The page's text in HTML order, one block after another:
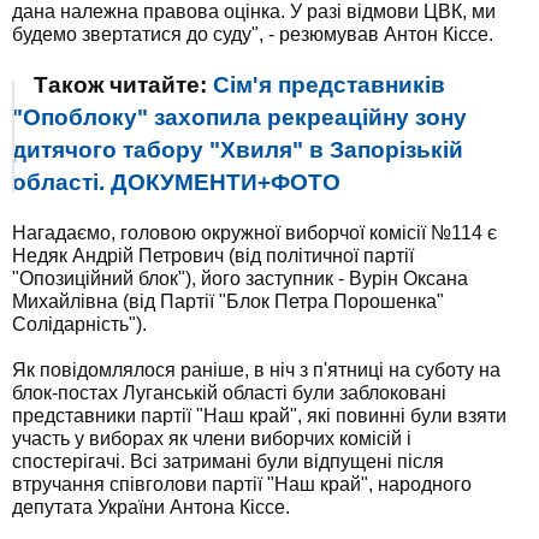
дана належна правова оцінка. У разі відмови ЦВК, ми
будемо звертатися до суду", - резюмував Антон Кіссе.
Також читайте: Сім'я представників
"Опоблоку" захопила рекреаційну зону
дитячого табору "Хвиля" в Запорізькій
області. ДОКУМЕНТИ+ФОТО
Нагадаємо, головою окружної виборчої комісії №114 є
Недяк Андрій Петрович (від політичної партії
"Опозиційний блок"), його заступник - Вурін Оксана
Михайлівна (від Партії "Блок Петра Порошенка"
Солідарність").
Як повідомлялося раніше, в ніч з п'ятниці на суботу на
блок-постах Луганській області були заблоковані
представники партії "Наш край", які повинні були взяти
участь у виборах як члени виборчих комісій і
спостерігачі. Всі затримані були відпущені після
втручання співголови партії "Наш край", народного
депутата України Антона Кіссе.